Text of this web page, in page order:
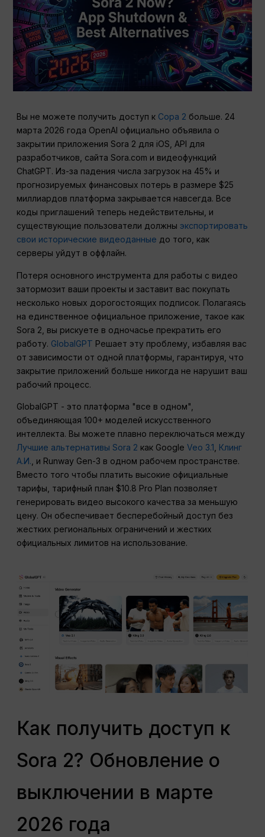
Вы не можете получить доступ к Сора 2 больше. 24
марта 2026 года OpenAI официально объявила о
закрытии приложения Sora 2 для iOS, API для
разработчиков, сайта Sora.com и видеофункций
ChatGPT. Из-за падения числа загрузок на 45% и
прогнозируемых финансовых потерь в размере $25
миллиардов платформа закрывается навсегда. Все
коды приглашений теперь недействительны, и
существующие пользователи должны экспортировать
свои исторические видеоданные до того, как
серверы уйдут в оффлайн.
Потеря основного инструмента для работы с видео
затормозит ваши проекты и заставит вас покупать
несколько новых дорогостоящих подписок. Полагаясь
на единственное официальное приложение, такое как
Sora 2, вы рискуете в одночасье прекратить его
работу. GlobalGPT Решает эту проблему, избавляя вас
от зависимости от одной платформы, гарантируя, что
закрытие приложений больше никогда не нарушит ваш
рабочий процесс.
GlobalGPT - это платформа "все в одном",
объединяющая 100+ моделей искусственного
интеллекта. Вы можете плавно переключаться между
Лучшие альтернативы Sora 2 как GoogleVeo 3.1 Клинг
А.И. , и Runway Gen-3 в одном рабочем пространстве.
Вместо того чтобы платить высокие официальные
тарифы, тарифный план $10.8 Pro Plan позволяет
генерировать видео высокого качества за меньшую
цену. Он обеспечивает бесперебойный доступ без
жестких региональных ограничений и жестких
официальных лимитов на использование.
Как получить доступ к
Sora 2? Обновление о
выключении в марте
2026 года